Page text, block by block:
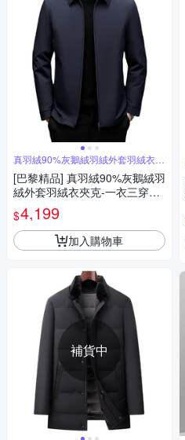
真羽絨90%灰鵝絨羽絨外套羽絨衣夾
克
[巴黎精品] 真羽絨90%灰鵝絨羽
絨外套羽絨衣夾克-一衣三穿簡
約保暖男外套2色a1is80
$4,199
加入購物車
補貨中